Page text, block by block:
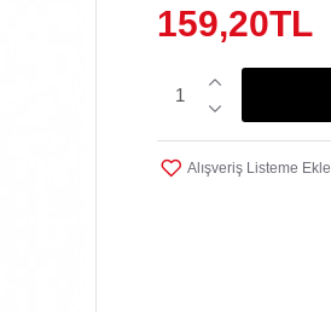
159,20TL
Alışveriş Listeme Ekle